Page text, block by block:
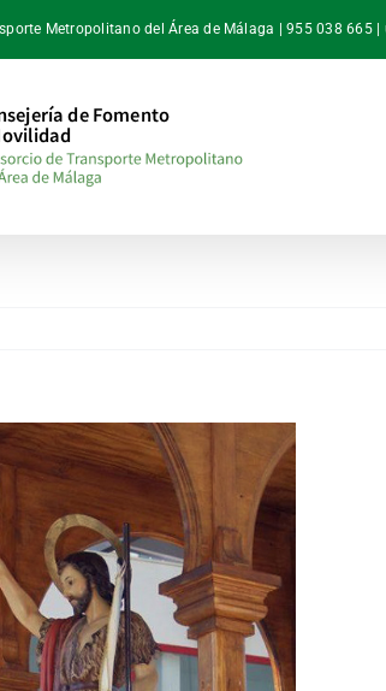
Metropolitano del Área de Málaga | 955 038 665 |